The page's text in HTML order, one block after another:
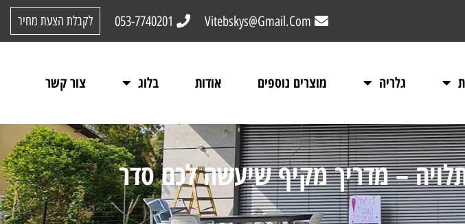
Vitebskys@Gmail.Com
053-7740201 לקבלת הצעת מחיר
גלריה מוצרים נוספים אודות בלוג צור קשר
– מדריך מקיף שיעשה לכם סדר